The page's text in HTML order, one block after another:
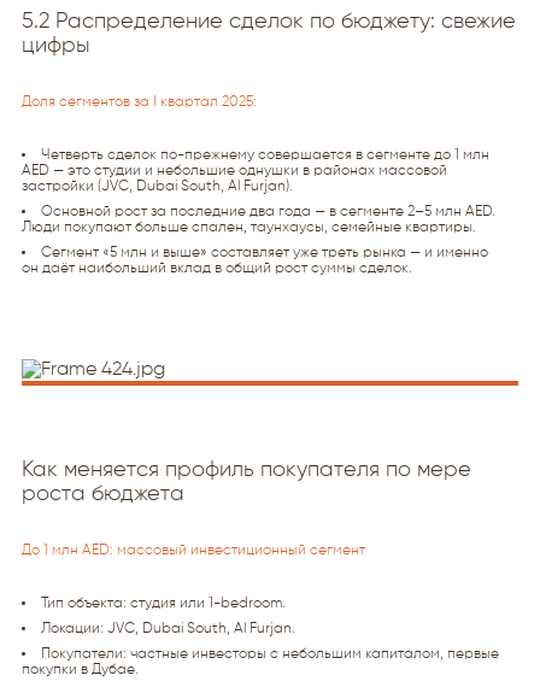
5.2 Распределение сделок по бюджету: свежие
цифры
Доля сегментов за I квартал 2025:
Четверть сделок по-прежнему совершается в сегменте до 1 млн
AED — это студии и небольшие однушки в районах массовой
застройки (JVC, Dubai South, Al Furjan).
Основной рост за последние два года — в сегменте 2–5 млн AED.
Люди покупают больше спален, таунхаусы, семейные квартиры.
Сегмент «5 млн и выше» составляет уже треть рынка — и именно
он даёт наибольший вклад в общий рост суммы сделок.
Как меняется профиль покупателя по мере
роста бюджета
До 1 млн AED: массовый инвестиционный сегмент
Тип объекта: студия или 1-bedroom.
Локации: JVC, Dubai South, Al Furjan.
Покупатели: частные инвесторы с небольшим капиталом, первые
покупки в Дубае.